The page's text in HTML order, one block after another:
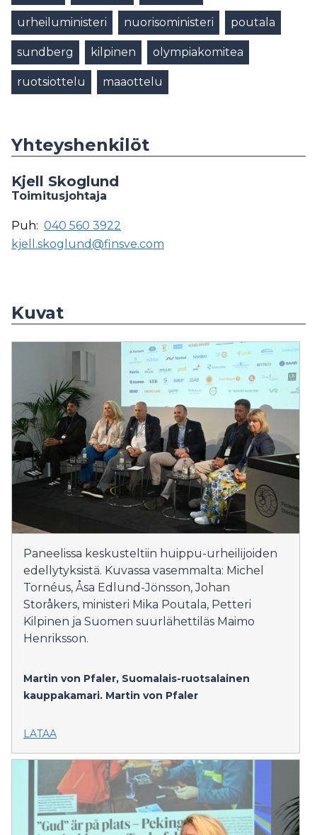
urheiluministeri nuorisoministeri poutala
sundberg kilpinen olympiakomitea
ruotsiottelu maaottelu
Yhteyshenkilöt
Kjell Skoglund
Toimitusjohtaja
Puh: 040 560 3922
kjell.skoglund@finsve.com
Kuvat
Paneelissa keskusteltiin huippu-urheilijoiden
edellytyksistä. Kuvassa vasemmalta: Michel
Tornéus, Åsa Edlund-Jönsson, Johan
Storåkers, ministeri Mika Poutala, Petteri
Kilpinen ja Suomen suurlähettiläs Maimo
Henriksson.
Martin von Pfaler, Suomalais-ruotsalainen
kauppakamari. Martin von Pfaler
LATAA